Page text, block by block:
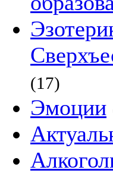
(17)
Эмоции